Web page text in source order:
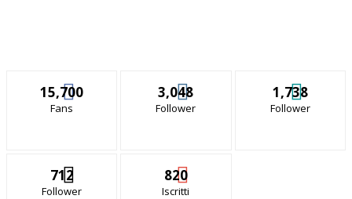
15,700
Fans
3,048
Follower
1,738
Follower
712
Follower
820
Iscritti